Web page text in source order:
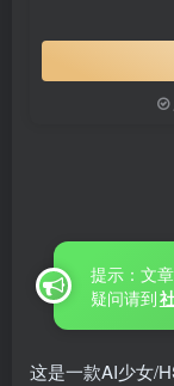
提示：文
疑问请到
这是一款AI少女/